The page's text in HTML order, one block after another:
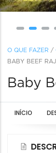
O QUE FAZER /
BABY BEEF
Baby
INÍCIO